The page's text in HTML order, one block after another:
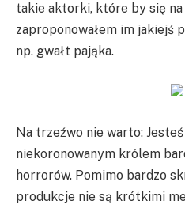
takie aktorki, które by się na
zaproponowałem im jakiejś
np. gwałt pająka.
Na trzeźwo nie warto:
niekoronowanym królem
horrorów. Pomimo bardzo
produkcje nie są krótkimi